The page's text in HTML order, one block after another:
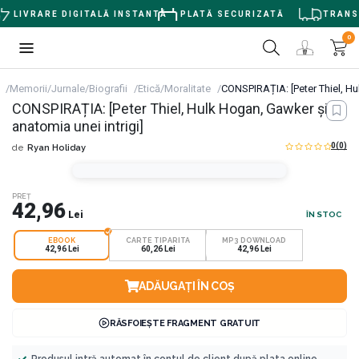
LIVRARE DIGITALĂ INSTANTĂ PLATĂ SECURIZATĂ
0
Memorii/Jurnale/Biografii Etică/Moralitate CONSPIRAȚIA: [Peter Thiel,
CONSPIRAȚIA: [Peter Thiel, Hulk Hogan, Gawker și
anatomia unei intrigi]
de Ryan Holiday 0(0)
PREȚ
42,96 Lei ÎN STOC
EBOOK
42,96 Lei
CARTE TIPARITA
60,26 Lei
MP3 DOWNLOAD
42,96 Lei
ADĂUGAȚI ÎN COȘ
RĂSFOIEȘTE FRAGMENT GRATUIT